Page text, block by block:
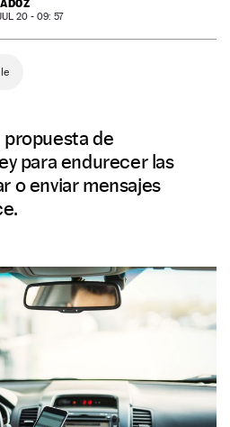
20 - 09: 57
de
para endurecer las
o enviar mensajes